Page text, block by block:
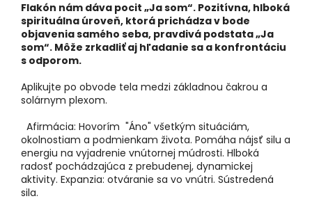
Flakón nám dáva pocit „Ja som“. Pozitívna, hlboká
spirituálna úroveň, ktorá prichádza v bode
objavenia samého seba, pravdivá podstata „Ja
som“. Môže zrkadliť aj hľadanie sa a konfrontáciu
s odporom.
Aplikujte po obvode tela medzi základnou čakrou a
solárnym plexom.
Afirmácia: Hovorím "Áno" všetkým situáciám,
okolnostiam a podmienkam života. Pomáha nájsť silu a
energiu na vyjadrenie vnútornej múdrosti. Hlboká
radosť pochádzajúca z prebudenej, dynamickej
aktivity. Expanzia: otváranie sa vo vnútri. Sústredená
sila.